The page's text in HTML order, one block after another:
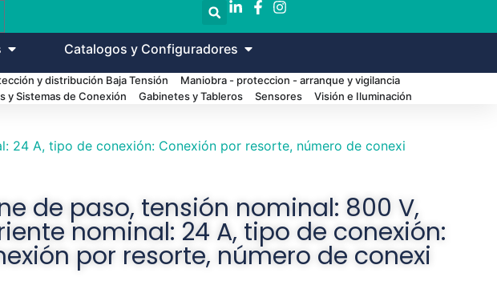
Catalogos y Configuradores
y distribución Baja Tensión
Maniobra - proteccion - arranque y vigilancia
y Sistemas de Conexión Gabinetes y Tableros Sensores Visión e Iluminación
24 A, tipo de conexión: Conexión por resorte, número de conexi
de paso, tensión nominal: 800 V,
nominal: 24 A, tipo de conexión:
por resorte, número de conexi